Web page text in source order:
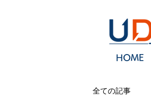
HOME
全ての記事